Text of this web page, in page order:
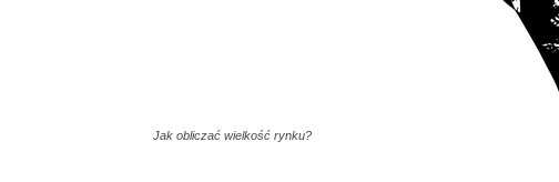
Jak obliczać wielkość rynku?